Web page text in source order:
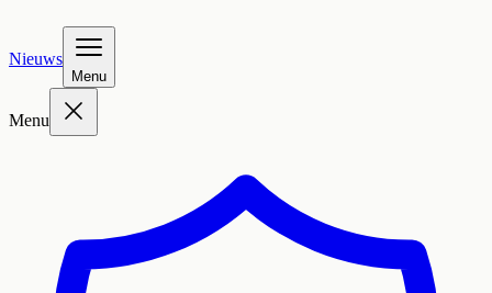
Nieuws
Menu
Menu